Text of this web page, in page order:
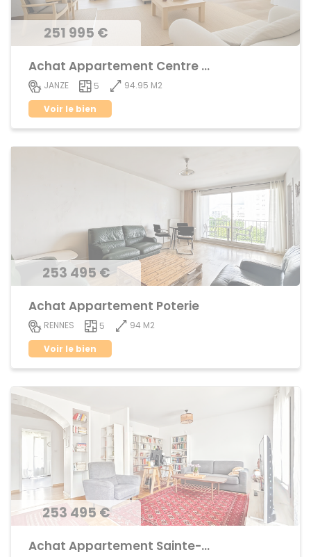
251 995 €
Achat Appartement Centre ville
JANZE 5
94.95 M2
Voir le bien
253 495 €
Achat Appartement Poterie
RENNES 5
94 M2
Voir le bien
253 495 €
Achat Appartement Sainte-Thérèse